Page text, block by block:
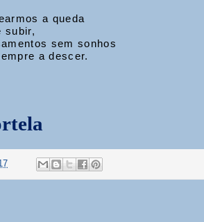
a queda
subir,
sem sonhos
a descer.